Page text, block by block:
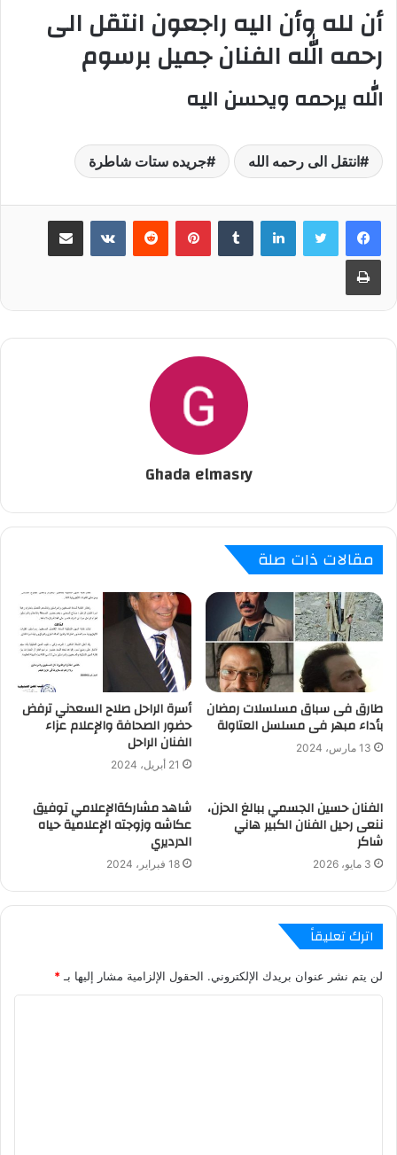
أن لله وأن اليه راجعون انتقل الى
رحمه الله الفنان جميل برسوم
الله يرحمه ويحسن اليه
انتقل الى رحمه الله جريده ستات شاطرة
لينكدإن بينتيريست
Ghada elmasry
مقالات ذات صلة
طارق فى سباق مسلسلات رمضان
بأداء مبهر فى مسلسل العتاولة
13 مارس، 2024
أسرة الراحل صلاح السعدني ترفض
حضور الصحافة والإعلام عزاء
الفنان الراحل
21 أبريل، 2024
الفنان حسين الجسمي ‏ببالغ الحزن،
ننعى رحيل الفنان الكبير هاني
شاكر
3 مايو، 2026
شاهد مشاركةالإعلامي توفيق
عكاشه وزوجته الإعلامية حياه
الدرديري
18 فبراير، 2024
اترك تعليقاً
لن يتم نشر عنوان بريدك الإلكتروني. الحقول الإلزامية مشار إليها بـ *